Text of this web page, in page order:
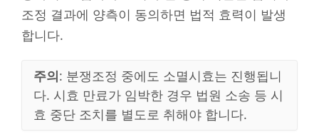
조정 결과에 양측이 동의하면 법적 효력이 발생
합니다.
주의: 분쟁조정 중에도 소멸시효는 진행됩니
다. 시효 만료가 임박한 경우 법원 소송 등 시
효 중단 조치를 별도로 취해야 합니다.